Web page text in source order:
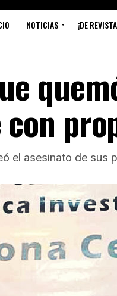
NOTICIAS ¡DE
el asesinato de